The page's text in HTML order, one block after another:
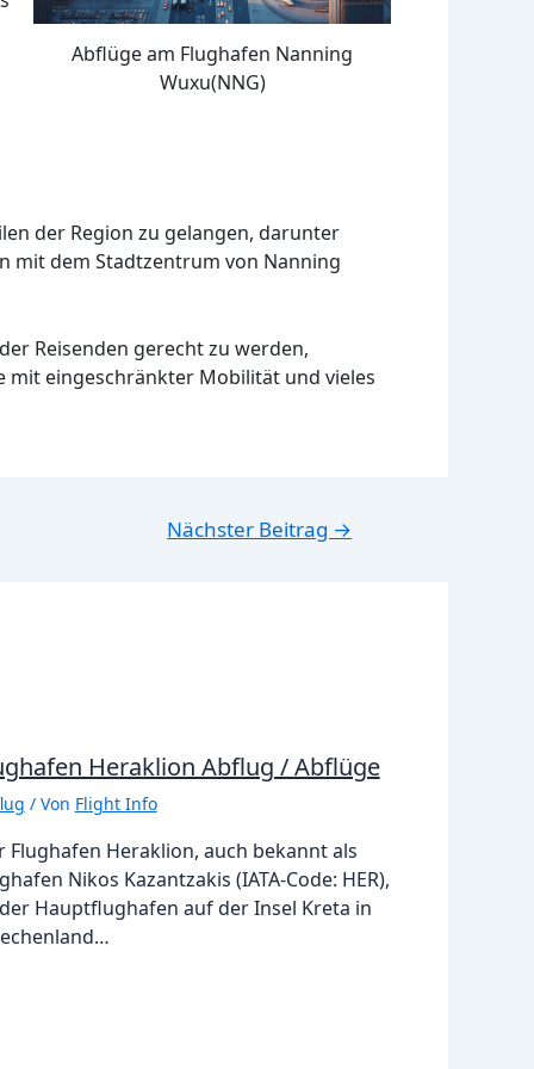
Abflüge am Flughafen Nanning
Wuxu(NNG)
der Region zu gelangen, darunter
mit dem Stadtzentrum von Nanning
Reisenden gerecht zu werden,
eingeschränkter Mobilität und vieles
Nächster Beitrag →
Heraklion Abflug / Abflüge
/ Von Flight Info
Flughafen Heraklion, auch bekannt als
Nikos Kazantzakis (IATA-Code: HER),
Hauptflughafen auf der Insel Kreta in